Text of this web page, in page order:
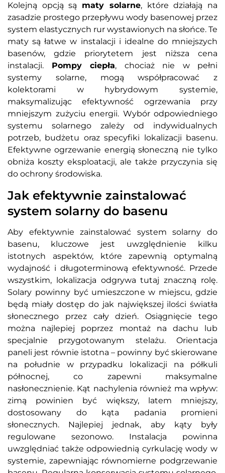
Kolejną opcją są maty solarne, które działają na
zasadzie prostego przepływu wody basenowej przez
system elastycznych rur wystawionych na słońce. Te
maty są łatwe w instalacji i idealne do mniejszych
basenów, gdzie priorytetem jest niższa cena
instalacji. Pompy ciepła, chociaż nie w pełni
systemy solarne, mogą współpracować z
kolektorami w hybrydowym systemie,
maksymalizując efektywność ogrzewania przy
mniejszym zużyciu energii. Wybór odpowiedniego
systemu solarnego zależy od indywidualnych
potrzeb, budżetu oraz specyfiki lokalizacji basenu.
Efektywne ogrzewanie energią słoneczną nie tylko
obniża koszty eksploatacji, ale także przyczynia się
do ochrony środowiska.
Jak efektywnie zainstalować
system solarny do basenu
Aby efektywnie zainstalować system solarny do
basenu, kluczowe jest uwzględnienie kilku
istotnych aspektów, które zapewnią optymalną
wydajność i długoterminową efektywność. Przede
wszystkim, lokalizacja odgrywa tutaj znaczną rolę.
Solary powinny być umieszczone w miejscu, gdzie
będą miały dostęp do jak największej ilości światła
słonecznego przez cały dzień. Osiągnięcie tego
można najlepiej poprzez montaż na dachu lub
specjalnie przygotowanym stelażu. Orientacja
paneli jest równie istotna – powinny być skierowane
na południe w przypadku lokalizacji na półkuli
północnej, co zapewni maksymalne
nasłonecznienie. Kąt nachylenia również ma wpływ:
zimą powinien być większy, latem mniejszy,
dostosowany do kąta padania promieni
słonecznych. Najlepiej jednak, aby kąty były
regulowane sezonowo. Instalacja powinna
uwzględniać także odpowiednią cyrkulację wody w
systemie, zapewniając równomierne podgrzewanie